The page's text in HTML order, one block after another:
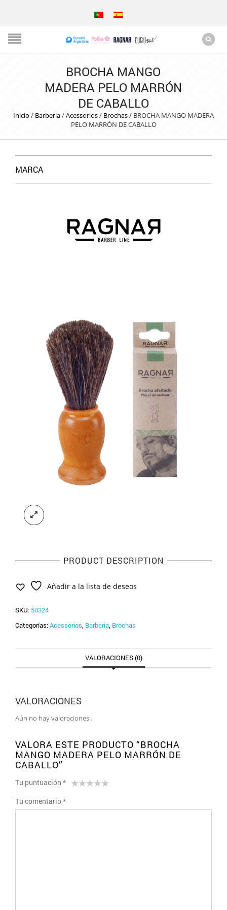
BROCHA MANGO
MADERA PELO MARRÓN
DE CABALLO
Inicio / Barberia/Acessorios/ Brochas/ BROCHA MANGO MADERA
PELO MARRÓN DE CABALLO
PRODUCT DESCRIPTION
Añadir a la lista de deseos
SKU: 50324
Categorías:Acessorios, Barberia, Brochas
VALORACIONES (0)
VALORACIONES
Aún no hay valoraciones .
VALORA ESTE PRODUCTO “BROCHA
MANGO MADERA PELO MARRÓN DE
CABALLO”
Tu puntuación *
de
5
estrellas
estrellas
estrellas
Tu comentario*
MARCA